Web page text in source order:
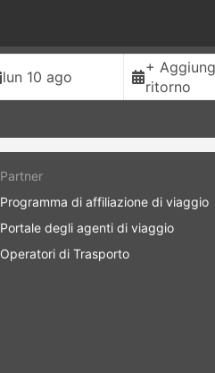
lun 10 ago
+
ritorno
Partner
Programma di affiliazione di viaggio
Portale degli agenti di viaggio
Operatori di Trasporto